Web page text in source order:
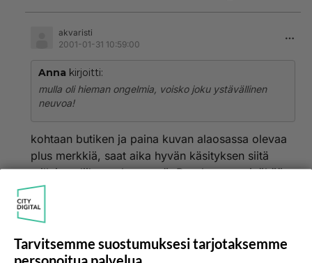
akvaristi
2001-01-31 10:59:00
Anna kirjoitti:
mulla oli hieman ongelmia, voisko joku ystävällinen
neuvoa!
kohtaan butiken ja paina kuvan alaosassa olevaa
plus merkkiä, saat aika hyvän käsityksen siitä
millainen liike on kyseessä. Rauskua en minäkään
nähnyt, kuva vaan latautuu ja latautuu.
Tarvitsemme suostumuksesi tarjotaksemme